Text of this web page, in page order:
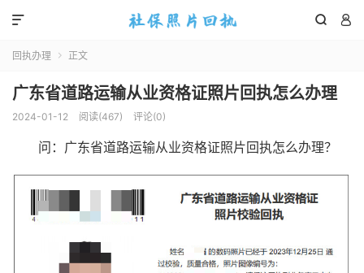
 

回执办理  正文
广东省道路运输从业资格证照片回执怎么办理
2024-01-12 阅读(467) 评论(0)
问：广东省道路运输从业资格证照片回执怎么办理？